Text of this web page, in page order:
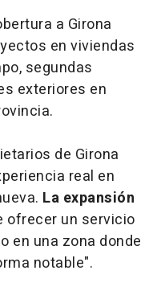
a Girona
en viviendas
segundas
exteriores en
de Girona
real en
La expansión
ofrecer un servicio
en una zona donde
notable".